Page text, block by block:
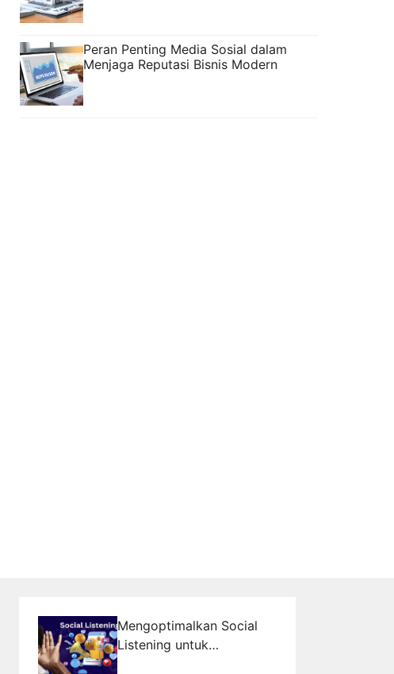
Peran Penting Media Sosial dalam
Menjaga Reputasi Bisnis Modern
Mengoptimalkan Social
Listening untuk